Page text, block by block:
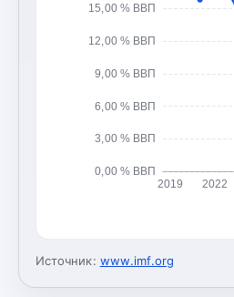
0,00 % ВВП
3,00 % ВВП
6,00 % ВВП
9,00 % ВВП
12,00 % ВВП
15,00 % ВВП
2019 2022
Источник: www.imf.org